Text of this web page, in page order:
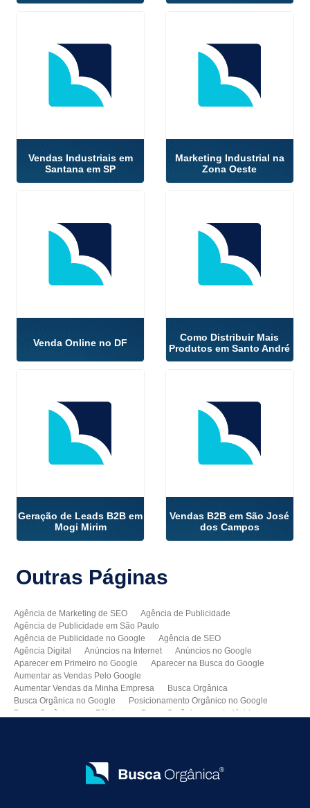
Vendas Industriais em
Santana em SP
Marketing Industrial na
Zona Oeste
Venda Online no DF
Como Distribuir Mais
Produtos em Santo André
Geração de Leads B2B em
Mogi Mirim
Vendas B2B em São José
dos Campos
Outras Páginas
Agência de Marketing de SEO
Agência de Publicidade
Agência de Publicidade em São Paulo
Agência de Publicidade no Google
Agência de SEO
Agência Digital
Anúncios na Internet
Anúncios no Google
Aparecer em Primeiro no Google
Aparecer na Busca do Google
Aumentar as Vendas Pelo Google
Aumentar Vendas da Minha Empresa
Busca Orgânica
Busca Orgânica no Google
Posicionamento Orgânico no Google
Busca Orgânica para Fábricas
Busca Orgânica para Indústrias
Como Melhorar as Vendas
Como Melhorar o Ranking do Meu Site no Google